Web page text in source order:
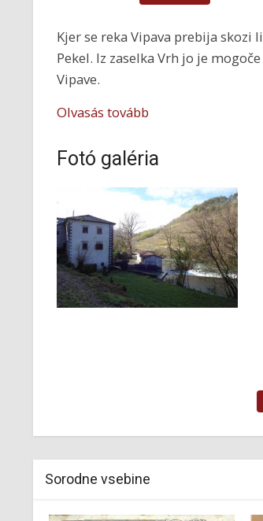
Kjer se reka Vipava prebija skozi
Pekel. Iz zaselka Vrh jo je
Vipave.
Olvasás tovább
Fotó galéria
Sorodne vsebine